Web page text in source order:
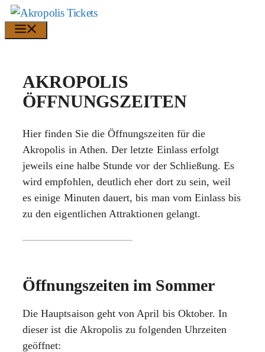
Zum
Inhalt
AKROPOLIS
ÖFFNUNGSZEITEN
Hier finden Sie die Öffnungszeiten für die
Akropolis in Athen. Der letzte Einlass erfolgt
jeweils eine halbe Stunde vor der Schließung. Es
wird empfohlen, deutlich eher dort zu sein, weil
es einige Minuten dauert, bis man vom Einlass bis
zu den eigentlichen Attraktionen gelangt.
Öffnungszeiten im Sommer
Die Hauptsaison geht von April bis Oktober. In
dieser ist die Akropolis zu folgenden Uhrzeiten
geöffnet: